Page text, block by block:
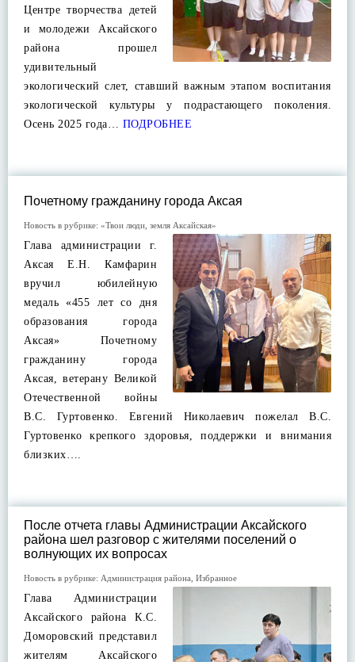
Центре творчества детей
и молодежи Аксайского
района прошел
удивительный
экологический слет, ставший важным этапом воспитания
экологической культуры у подрастающего поколения.
Осень 2025 года… ПОДРОБНЕЕ
Почетному гражданину города Аксая
Новость в рубрике: «Твои люди, земля Аксайская»
Глава администрации г.
Аксая Е.Н. Камфарин
вручил юбилейную
медаль «455 лет со дня
образования города
Аксая» Почетному
гражданину города
Аксая, ветерану Великой
Отечественной войны
В.С. Гуртовенко. Евгений Николаевич пожелал В.С.
Гуртовенко крепкого здоровья, поддержки и внимания
близких….
После отчета главы Администрации Аксайского
района шел разговор с жителями поселений о
волнующих их вопросах
Новость в рубрике: Администрация района Избранное
Глава Администрации
Аксайского района К.С.
Доморовский представил
жителям Аксайского